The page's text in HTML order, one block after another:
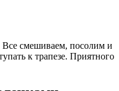
смешиваем, посолим и
к трапезе. Приятного